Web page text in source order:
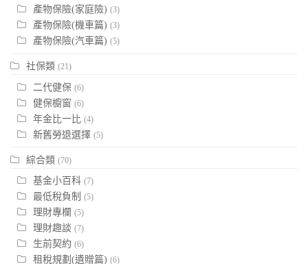
產物保險(家庭險) (3)
產物保險(機車篇) (3)
產物保險(汽車篇) (5)
社保類 (21)
二代健保 (6)
健保櫥窗 (6)
年金比一比 (4)
新舊勞退選擇 (5)
綜合類 (70)
基金小百科 (7)
最低稅負制 (5)
理財專欄 (5)
理財趣談 (7)
生前契約 (6)
租稅規劃(遺贈篇) (6)